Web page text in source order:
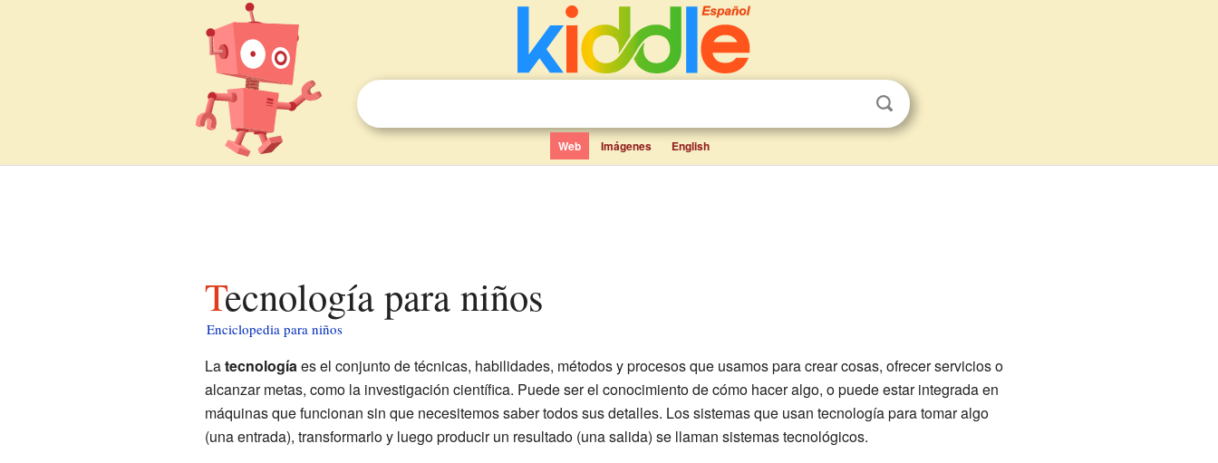
Web Imágenes English
Tecnología para niños
Enciclopedia para niños
Latecnologíaes el conjunto de técnicas, habilidades, métodos y procesos que usamos para crear cosas, ofrecer servicios o
alcanzar metas, como la investigación científica. Puede ser el conocimiento de cómo hacer algo, o puede estar integrada en
máquinas que funcionan sin que necesitemos saber todos sus detalles. Los sistemas que usan tecnología para tomar algo
(una entrada), transformarlo y luego producir un resultado (una salida) se llaman sistemas tecnológicos.